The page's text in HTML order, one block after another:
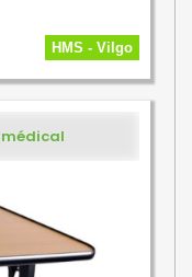
HMS - Vilgo